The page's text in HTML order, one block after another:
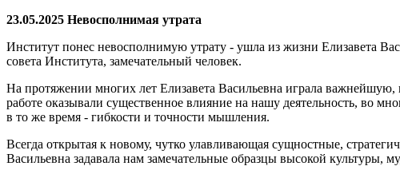
23.05.2025 Невосполнимая утрата
Институт понес невосполнимую утрату - ушла из жизни Елизавета
совета Института, замечательный человек.
На протяжении многих лет Елизавета Васильевна играла
работе оказывали существенное влияние на нашу деятельность, во
в то же время - гибкости и точности мышления.
Всегда открытая к новому, чутко улавливающая сущностные,
Васильевна задавала нам замечательные образцы высокой